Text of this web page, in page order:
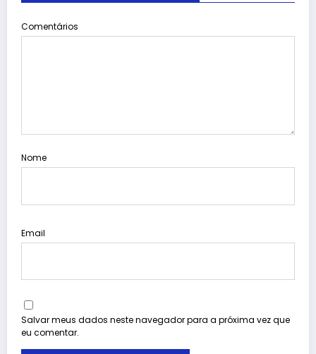
Comentários
Nome
Email
Salvar meus dados neste navegador para a próxima vez que
eu comentar.